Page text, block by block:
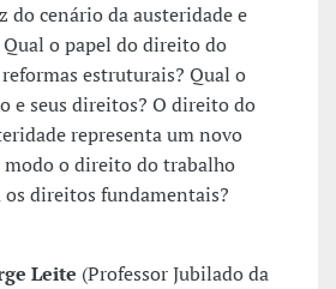
do cenário da austeridade e
o papel do direito do
estruturais? Qual o
e seus direitos? O direito do
representa um novo
modo o direito do trabalho
os direitos fundamentais?
Leite (Professor Jubilado da